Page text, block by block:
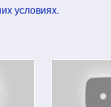
условиях.